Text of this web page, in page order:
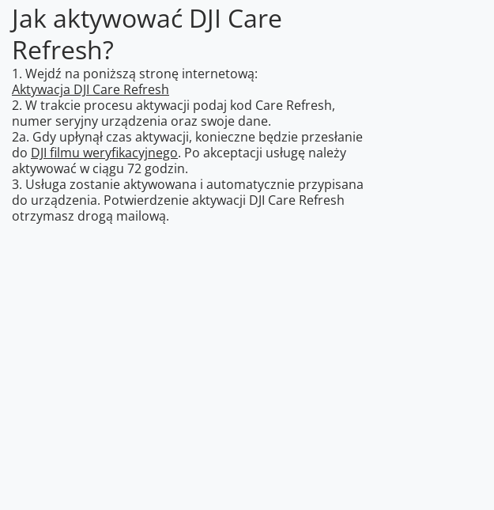
Jak aktywować DJI Care
Refresh?
1. Wejdź na poniższą stronę internetową:
Aktywacja DJI Care Refresh
2. W trakcie procesu aktywacji podaj kod Care Refresh,
numer seryjny urządzenia oraz swoje dane.
2a. Gdy upłynął czas aktywacji, konieczne będzie przesłanie
do DJI filmu weryfikacyjnego. Po akceptacji usługę należy
aktywować w ciągu 72 godzin.
3. Usługa zostanie aktywowana i automatycznie przypisana
do urządzenia. Potwierdzenie aktywacji DJI Care Refresh
otrzymasz drogą mailową.